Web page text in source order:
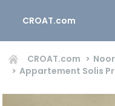
CROAT.com
CROAT.com
Appartement Solis